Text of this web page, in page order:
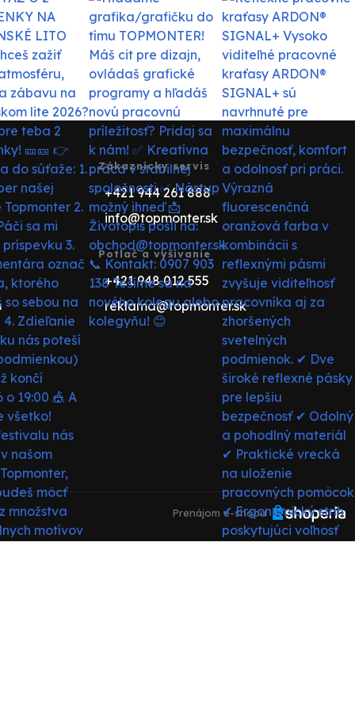
Zákaznícky servis
+421 944 261 888
info@topmonter.sk
Potlač a vyšívanie
+421 948 012 555
reklama@topmonter.sk
Prenájom e-shopu